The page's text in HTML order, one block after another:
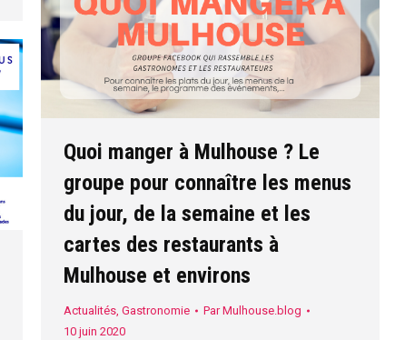
Quoi manger à Mulhouse ? Le
groupe pour connaître les menus
du jour, de la semaine et les
cartes des restaurants à
Mulhouse et environs
Actualités, Gastronomie ParMulhouse.blog
10 juin 2020